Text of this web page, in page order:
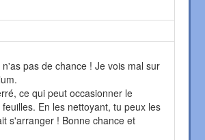
pas de chance ! Je vois mal sur
ce qui peut occasionner le
En les nettoyant, tu peux les
s'arranger ! Bonne chance et